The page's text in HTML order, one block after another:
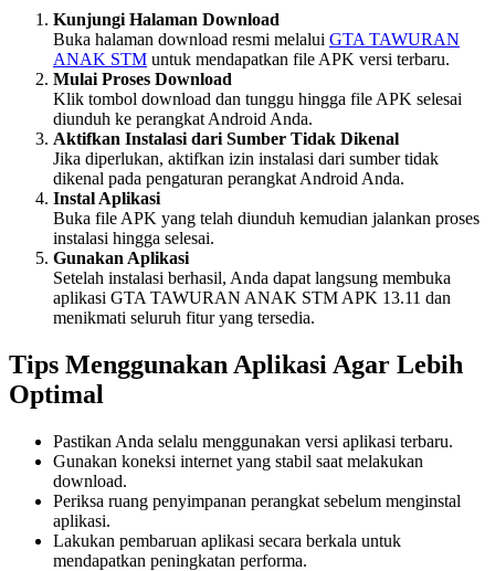
Kunjungi Halaman Download
Buka halaman download resmi melalui GTA TAWURAN
ANAK STM untuk mendapatkan file APK versi terbaru.
Mulai Proses Download
Klik tombol download dan tunggu hingga file APK selesai
diunduh ke perangkat Android Anda.
Aktifkan Instalasi dari Sumber Tidak Dikenal
Jika diperlukan, aktifkan izin instalasi dari sumber tidak
dikenal pada pengaturan perangkat Android Anda.
Instal Aplikasi
Buka file APK yang telah diunduh kemudian jalankan proses
instalasi hingga selesai.
Gunakan Aplikasi
Setelah instalasi berhasil, Anda dapat langsung membuka
aplikasi GTA TAWURAN ANAK STM APK 13.11 dan
menikmati seluruh fitur yang tersedia.
Tips Menggunakan Aplikasi Agar Lebih
Optimal
Pastikan Anda selalu menggunakan versi aplikasi terbaru.
Gunakan koneksi internet yang stabil saat melakukan
download.
Periksa ruang penyimpanan perangkat sebelum menginstal
aplikasi.
Lakukan pembaruan aplikasi secara berkala untuk
mendapatkan peningkatan performa.